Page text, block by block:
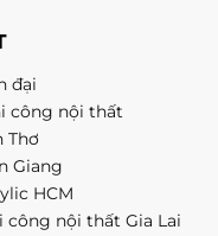
đại
công nội thất
Thơ
Giang
HCM
công nội thất Gia Lai